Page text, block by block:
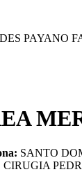
PAYANO
SANTO
CIRUGIA